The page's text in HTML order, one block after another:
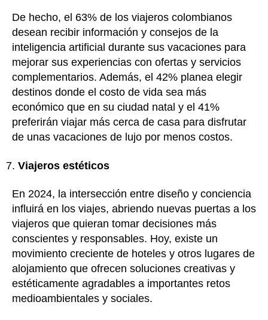
De hecho, el 63% de los viajeros colombianos
desean recibir información y consejos de la
inteligencia artificial durante sus vacaciones para
mejorar sus experiencias con ofertas y servicios
complementarios. Además, el 42% planea elegir
destinos donde el costo de vida sea más
económico que en su ciudad natal y el 41%
preferirán viajar más cerca de casa para disfrutar
de unas vacaciones de lujo por menos costos.
Viajeros estéticos
En 2024, la intersección entre diseño y conciencia
influirá en los viajes, abriendo nuevas puertas a los
viajeros que quieran tomar decisiones más
conscientes y responsables. Hoy, existe un
movimiento creciente de hoteles y otros lugares de
alojamiento que ofrecen soluciones creativas y
estéticamente agradables a importantes retos
medioambientales y sociales.